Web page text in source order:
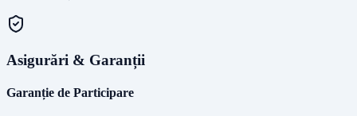
Asigurări & Garanții
Garanție de Participare